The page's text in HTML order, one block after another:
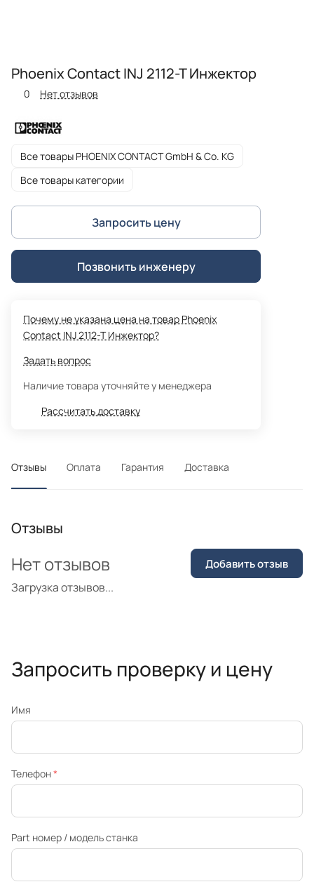
Phoenix Contact INJ 2112-T Инжектор
0 Нет отзывов
Все товары PHOENIX CONTACT GmbH & Co. KG
Все товары категории
Запросить цену
Позвонить инженеру
Почему не указана цена на товар Phoenix
Contact INJ 2112-T Инжектор?
Задать вопрос
Наличие товара уточняйте у менеджера
Рассчитать доставку
Отзывы Оплата Гарантия Доставка
Отзывы
Загрузка отзывов...
Нет отзывов Добавить отзыв
Запросить проверку и цену
Имя
Телефон*
Part номер / модель станка